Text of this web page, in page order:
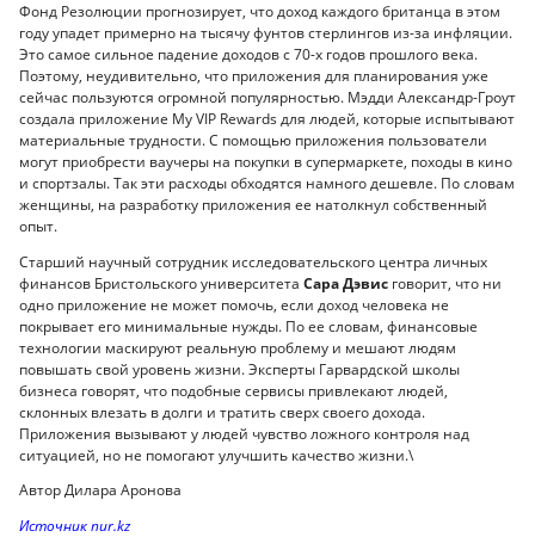
Фонд Резолюции прогнозирует, что доход каждого британца в этом
году упадет примерно на тысячу фунтов стерлингов из-за инфляции.
Это самое сильное падение доходов с 70-х годов прошлого века.
Поэтому, неудивительно, что приложения для планирования уже
сейчас пользуются огромной популярностью. Мэдди Александр-Гроут
создала приложение My VIP Rewards для людей, которые испытывают
материальные трудности. С помощью приложения пользователи
могут приобрести ваучеры на покупки в супермаркете, походы в кино
и спортзалы. Так эти расходы обходятся намного дешевле. По словам
женщины, на разработку приложения ее натолкнул собственный
опыт.
Старший научный сотрудник исследовательского центра личных
финансов Бристольского университета Сара Дэвис говорит, что ни
одно приложение не может помочь, если доход человека не
покрывает его минимальные нужды. По ее словам, финансовые
технологии маскируют реальную проблему и мешают людям
повышать свой уровень жизни. Эксперты Гарвардской школы
бизнеса говорят, что подобные сервисы привлекают людей,
склонных влезать в долги и тратить сверх своего дохода.
Приложения вызывают у людей чувство ложного контроля над
ситуацией, но не помогают улучшить качество жизни.\
Автор Дилара Аронова
Источник nur.kz